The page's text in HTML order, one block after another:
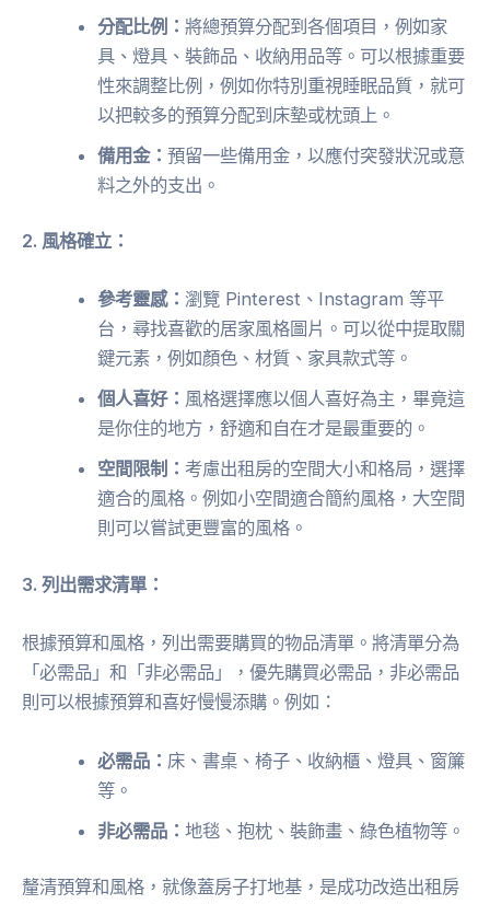
分配比例：將總預算分配到各個項目，例如家
具、燈具、裝飾品、收納用品等。可以根據重要
性來調整比例，例如你特別重視睡眠品質，就可
以把較多的預算分配到床墊或枕頭上。
備用金：預留一些備用金，以應付突發狀況或意
料之外的支出。
2. 風格確立：
參考靈感：瀏覽 Pinterest、Instagram 等平
台，尋找喜歡的居家風格圖片。可以從中提取關
鍵元素，例如顏色、材質、家具款式等。
個人喜好： 風格選擇應以個人喜好為主，畢竟這
是你住的地方，舒適和自在才是最重要的。
空間限制：考慮出租房的空間大小和格局，選擇
適合的風格。例如小空間適合簡約風格，大空間
則可以嘗試更豐富的風格。
3. 列出需求清單：
根據預算和風格，列出需要購買的物品清單。將清單分為
「必需品」和「非必需品」，優先購買必需品，非必需品
則可以根據預算和喜好慢慢添購。例如：
必需品： 床、書桌、椅子、收納櫃、燈具、窗簾
等。
非必需品：地毯、抱枕、裝飾畫、綠色植物等。
釐清預算和風格，就像蓋房子打地基，是成功改造出租房